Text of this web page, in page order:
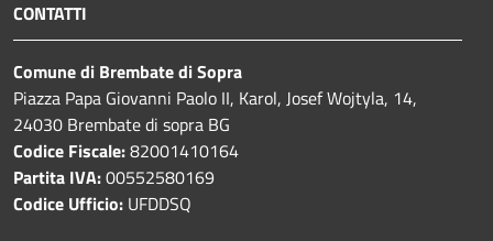
CONTATTI
Comune di Brembate di Sopra
Piazza Papa Giovanni Paolo II, Karol, Josef Wojtyla, 14,
24030 Brembate di sopra BG
Codice Fiscale:82001410164
Partita IVA:00552580169
Codice Ufficio: UFDDSQ